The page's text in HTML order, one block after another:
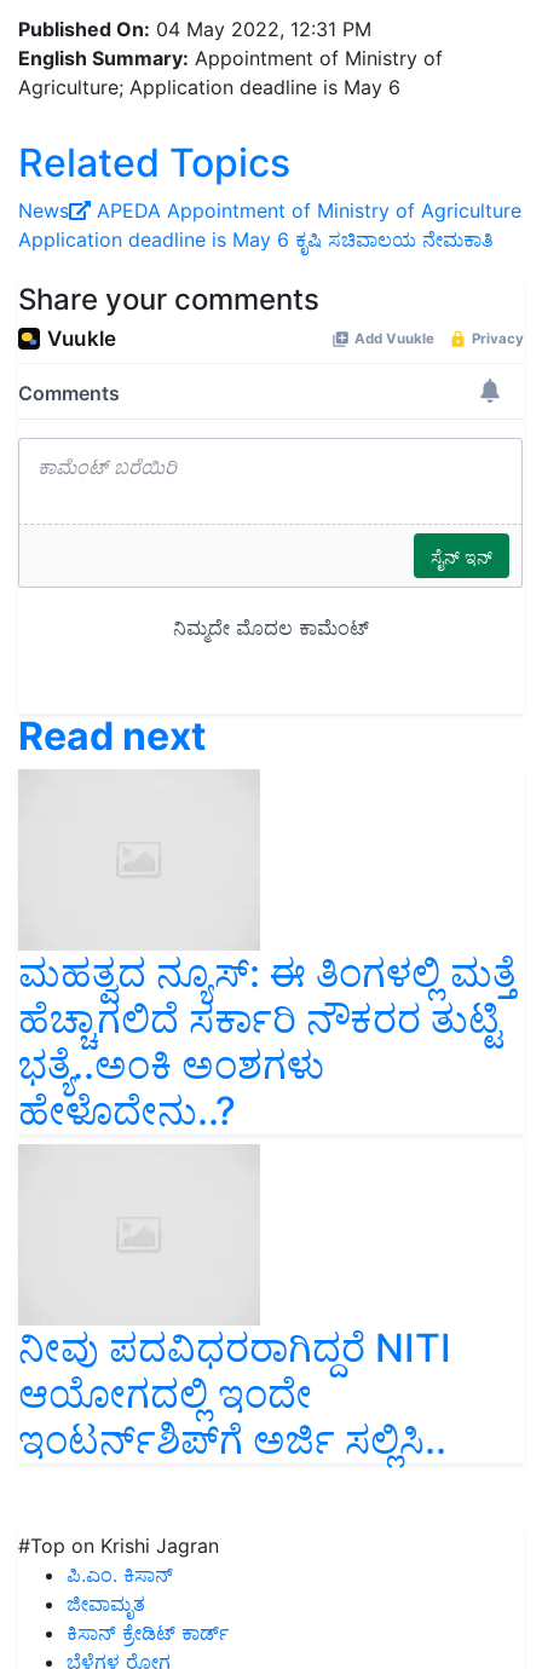
Published On: 04 May 2022, 12:31 PM
English Summary: Appointment of Ministry of
Agriculture; Application deadline is May 6
Related Topics
News APEDA Appointment of Ministry of Agriculture
Application deadline is May 6 ಕೃಷಿ ಸಚಿವಾಲಯ ನೇಮಕಾತಿ
Share your comments
Read next
ಮಹತ್ವದ ನ್ಯೂಸ್‌: ಈ ತಿಂಗಳಲ್ಲಿ ಮತ್ತೆ
ಹೆಚ್ಚಾಗಲಿದೆ ಸರ್ಕಾರಿ ನೌಕರರ ತುಟ್ಟಿ
ಭತ್ಯೆ..ಅಂಕಿ ಅಂಶಗಳು
ಹೇಳೊದೇನು..?
ನೀವು ಪದವಿಧರರಾಗಿದ್ದರೆ NITI
ಆಯೋಗದಲ್ಲಿ ಇಂದೇ
ಇಂಟರ್ನ್‌ಶಿಪ್‌ಗೆ ಅರ್ಜಿ ಸಲ್ಲಿಸಿ..
#Top on Krishi Jagran
ಪಿ.ಎಂ. ಕಿಸಾನ್
ಜೀವಾಮೃತ
ಕಿಸಾನ್ ಕ್ರೇಡಿಟ್ ಕಾರ್ಡ್
ಬೆಳೆಗಳ ರೋಗ